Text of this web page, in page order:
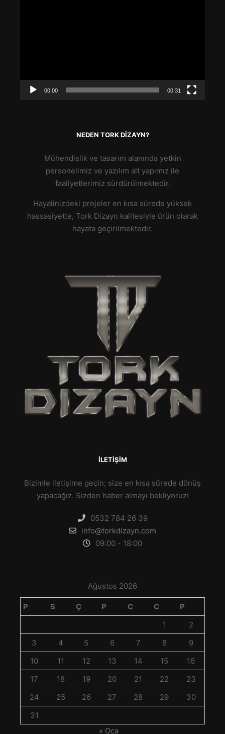
00:00 00:31
NEDEN TORK DIZAYN?
Mühendislik ve tasarım alanında yetkin
personelimiz ve yazılım alt yapımız ile
faaliyetlerimiz sürdürülmektedir.
Hayalinizdeki projeler en kısa sürede yüksek
hassasiyette, Tork Dizayn kalitesiyle ürün olarak
hayata geçirilmektedir.
İLETIŞIM
Bizimle iletişime geçin; size en kısa sürede dönüş
yapacağız. Sizden haber almayı bekliyoruz!
0532 784 26 39
info@torkdizayn.com
09:00 - 18:00
Ağustos 2026
P S Ç P C C
P
1
2
3
4 5 6 7 8
9
10
11 12 13 14 15
16
17
18 19 20 21 22
23
24
25 26 27 28 29
30
31
« Oca